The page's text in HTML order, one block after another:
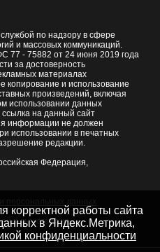
по надзору в сфере
и массовых коммуникаций.
77 - 75882 от 24 июня 2019 года
за достоверность
материалах
копирование и использование
произведений, включая
использовании данных
на данный сайт
информации не должен
использовании в печатных
редакции.
Федерация,
края
корректной работы сайта
в Яндекс.Метрика,
конфиденциальности